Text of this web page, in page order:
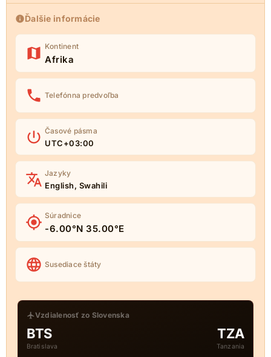
Ďalšie informácie
Kontinent
Afrika
Telefónna predvoľba
Časové pásma
UTC+03:00
Jazyky
English, Swahili
Súradnice
-6.00°N 35.00°E
Susediace štáty
Vzdialenosť zo Slovenska
BTS
Bratislava
TZA
Tanzania